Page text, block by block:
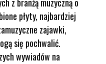
płyty, najbardziej
zajawki,
się pochwalić.
wywiadów na